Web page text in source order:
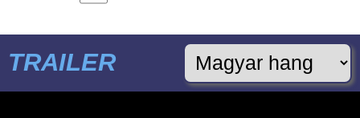
TRAILER